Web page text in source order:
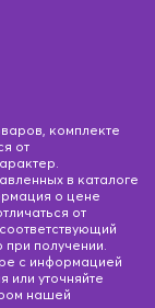
комплекте
от
в каталоге
о цене
от
получении.
с информацией
или уточняйте
нашей